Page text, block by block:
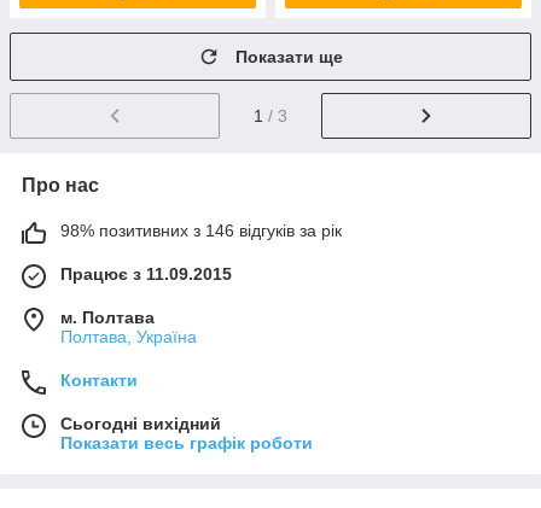
Показати ще
1 / 3
Про нас
98% позитивних з 146 відгуків за рік
Працює з 11.09.2015
м. Полтава
Полтава, Україна
Контакти
Сьогодні вихідний
Показати весь графік роботи